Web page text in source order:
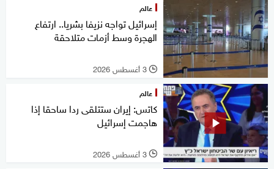
عالم
إسرائيل تواجه نزيفا بشريا.. ارتفاع
الهجرة وسط أزمات متلاحقة
l 3 أغسطس 2026
عالم
كاتس: إيران ستتلقى ردا ساحقا إذا
هاجمت إسرائيل
l 3 أغسطس 2026